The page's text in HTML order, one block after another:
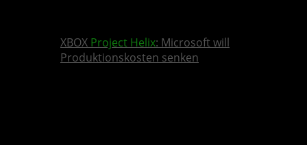
XBOX Project Helix: Microsoft will
Produktionskosten senken